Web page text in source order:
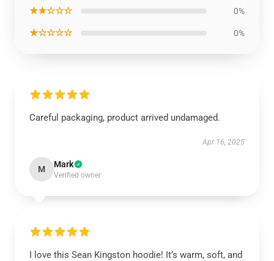
★★☆☆☆ 0%
★☆☆☆☆ 0%
Careful packaging, product arrived undamaged.
Apr 16, 2025
M Mark
Verified owner
I love this Sean Kingston hoodie! It’s warm, soft, and